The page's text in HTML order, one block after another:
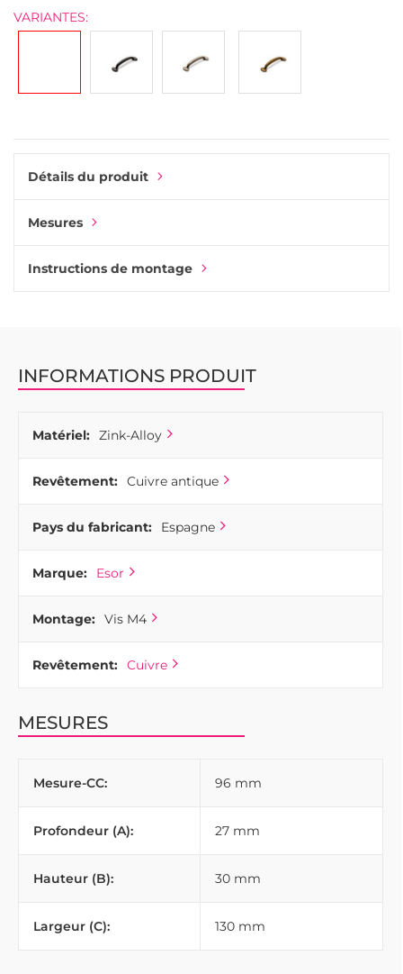
d’images
VARIANTES:
Détails du produit
Mesures
Instructions de montage
INFORMATIONS PRODUIT
Matériel: Zink-Alloy
Revêtement: Cuivre antique
Pays du fabricant: Espagne
Marque: Esor
Montage: Vis M4
Revêtement: Cuivre
MESURES
Mesure-CC: 96 mm
Profondeur (A): 27 mm
Hauteur (B): 30 mm
Largeur (C): 130 mm